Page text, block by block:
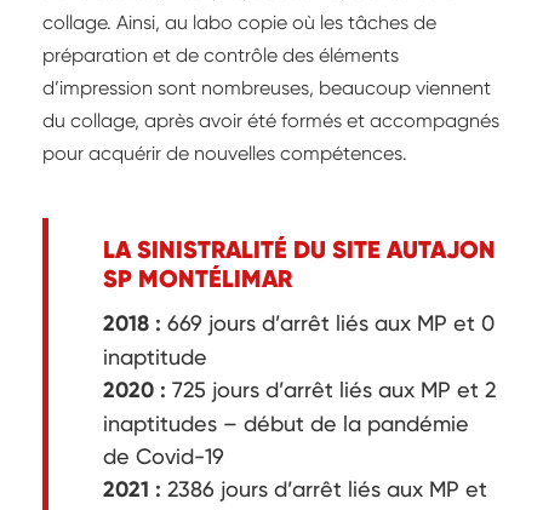
collage. Ainsi, au labo copie où les tâches de
préparation et de contrôle des éléments
d’impression sont nombreuses, beaucoup viennent
du collage, après avoir été formés et accompagnés
pour acquérir de nouvelles compétences.
LA SINISTRALITÉ DU SITE AUTAJON
SP MONTÉLIMAR
2018 : 669 jours d’arrêt liés aux MP et 0
inaptitude
2020 : 725 jours d’arrêt liés aux MP et 2
inaptitudes – début de la pandémie
de Covid-19
2021 : 2386 jours d’arrêt liés aux MP et